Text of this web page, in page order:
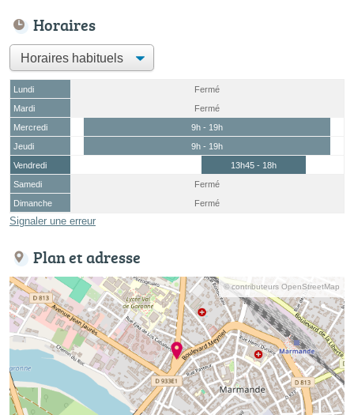
Horaires
Lundi
Fermé
Mardi
Fermé
Mercredi
9h - 19h
Jeudi
9h - 19h
Vendredi
13h45 - 18h
Samedi
Fermé
Dimanche
Fermé
Signaler une erreur
Plan et adresse
© contributeurs OpenStreetMap